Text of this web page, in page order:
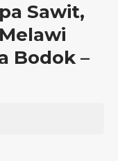
Sawit,
Bodok –